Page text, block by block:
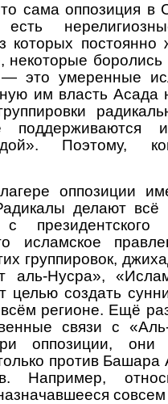
сама оппозиция в
которых
некоторые
— это умеренные
им власть Асада
поддерживаются
Поэтому,
оппозиции
делают всё
исламское
группировок,
Нусра»,
целью создать
регионе. Ещё
связи с
оппозиции, они
против Башара
Например,